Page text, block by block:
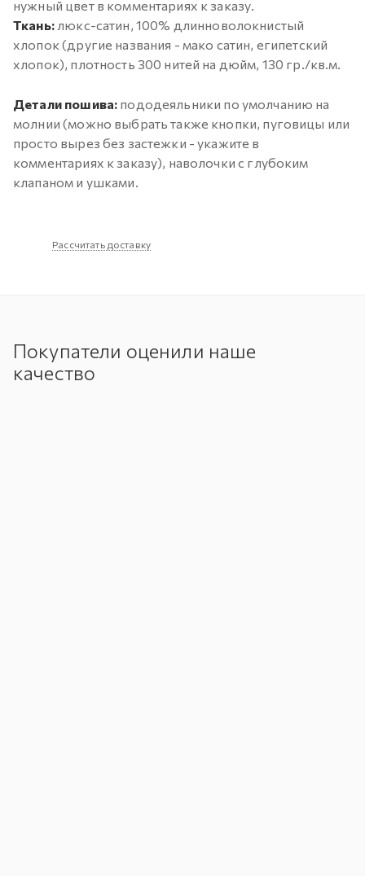
нужный цвет в комментариях к заказу.
Ткань:люкс-сатин, 100% длинноволокнистый
хлопок (другие названия - мако сатин, египетский
хлопок), плотность 300 нитей на дюйм, 130 гр./кв.м.
Детали пошива: пододеяльники по умолчанию на
молнии (можно выбрать также кнопки, пуговицы или
просто вырез без застежки - укажите в
комментариях к заказу), наволочки с глубоким
клапаном и ушками.
Рассчитать доставку
Покупатели оценили наше
качество